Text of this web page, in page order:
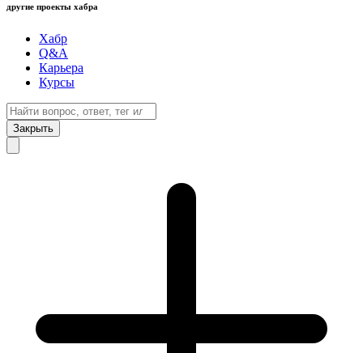
другие проекты хабра
Хабр
Q&A
Карьера
Курсы
Закрыть